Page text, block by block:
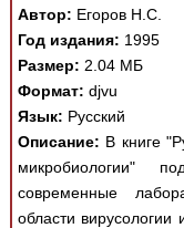
Автор: Егоров Н.С.
Год издания: 1995
Размер: 2.04 МБ
Формат: djvu
Язык: Русский
Описание: В книге
микробиологии"
современные
области вирусологии